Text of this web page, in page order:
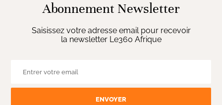
Abonnement Newsletter
Saisissez votre adresse email pour recevoir
la newsletter Le360 Afrique
ENVOYER